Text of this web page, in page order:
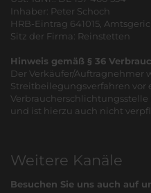
Inhaber: Peter Schoch
HRB-Eintrag 641015,
Sitz der Firma: Reinstetten
Hinweis gemäß § 36
Der Verkäufer/Auftragnehmer
Streitbeilegungsverfahren vor
und ist hierzu auch nicht
Weitere Kanäle
Besuchen Sie uns auch auf